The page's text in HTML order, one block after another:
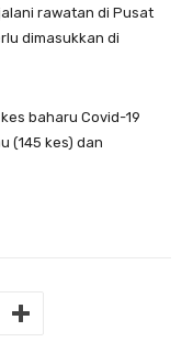
rawatan di Pusat
dimasukkan di
baharu Covid-19
(145 kes) dan